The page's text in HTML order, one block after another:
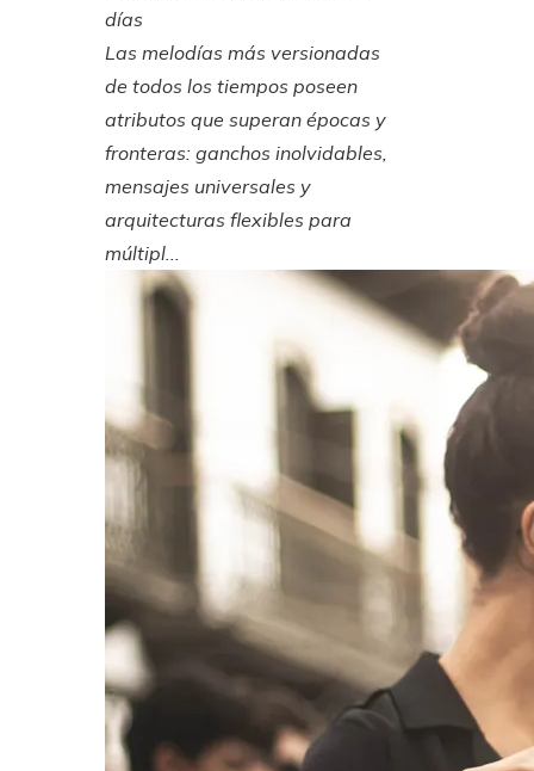
días
Las melodías más versionadas
de todos los tiempos poseen
atributos que superan épocas y
fronteras: ganchos inolvidables,
mensajes universales y
arquitecturas flexibles para
múltipl...